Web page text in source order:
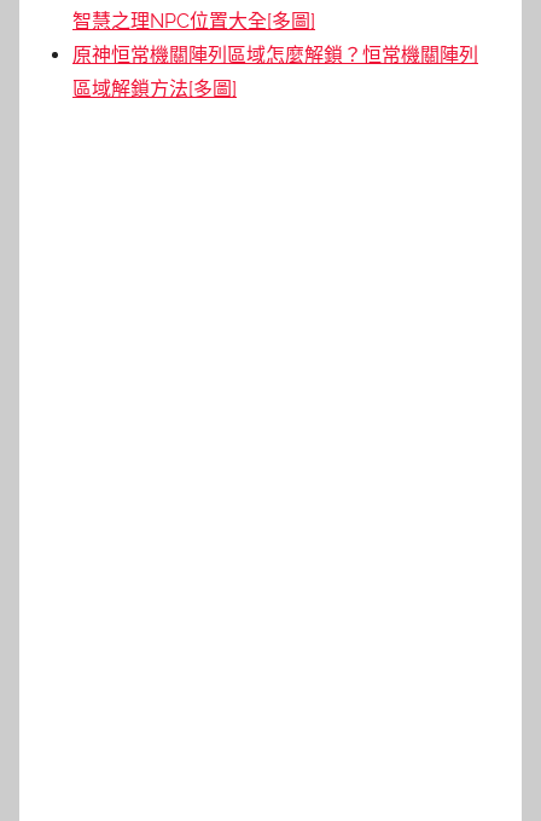
智慧之理NPC位置大全[多圖]
原神恒常機關陣列區域怎麼解鎖？恒常機關陣列
區域解鎖方法[多圖]